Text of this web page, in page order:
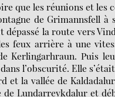
que les réunions et les
de Grimannsfell
dépassé la route vers
feux arrière à une
Kerlingarhraun. Puis
l’obscurité. Elle
et la vallée de
de Lundarreykdalur et